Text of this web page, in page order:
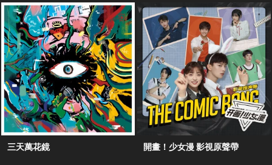
三天萬花鏡 開畫！少女漫 影視原聲帶